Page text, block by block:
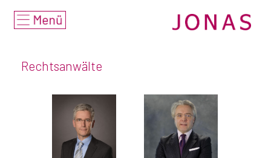
Home
english
Beratungsangebot
• Branchen & Märkte
Rechtsanwälte